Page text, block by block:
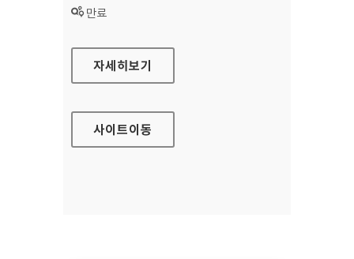
상태 :
만료
오송생명과학단지지원센터 대표 홈페이지
자세히보기
사이트이동